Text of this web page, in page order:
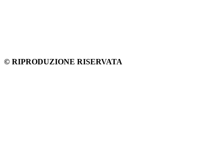
© RIPRODUZIONE RISERVATA